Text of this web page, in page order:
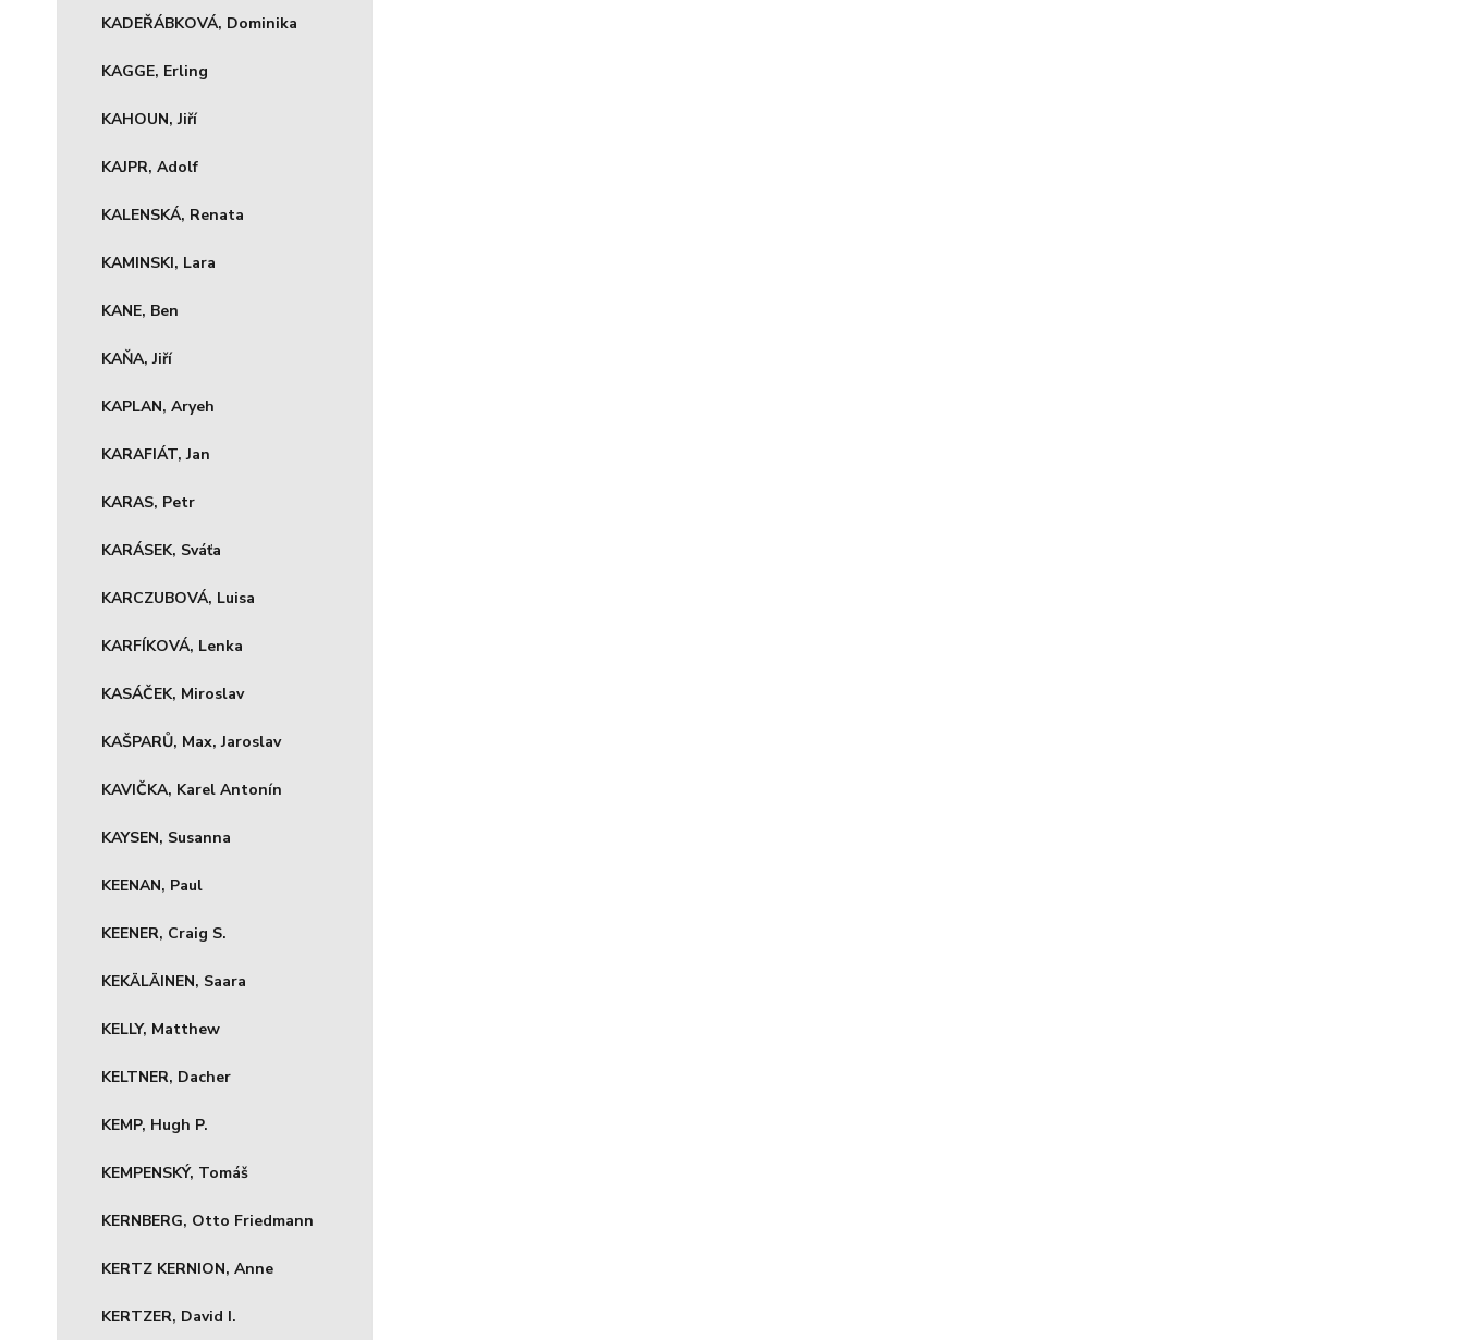
KADEŘÁBKOVÁ, Dominika
KAGGE, Erling
KAHOUN, Jiří
KAJPR, Adolf
KALENSKÁ, Renata
KAMINSKI, Lara
KANE, Ben
KAŇA, Jiří
KAPLAN, Aryeh
KARAFIÁT, Jan
KARAS, Petr
KARÁSEK, Sváťa
KARCZUBOVÁ, Luisa
KARFÍKOVÁ, Lenka
KASÁČEK, Miroslav
KAŠPARŮ, Max, Jaroslav
KAVIČKA, Karel Antonín
KAYSEN, Susanna
KEENAN, Paul
KEENER, Craig S.
KEKÄLÄINEN, Saara
KELLY, Matthew
KELTNER, Dacher
KEMP, Hugh P.
KEMPENSKÝ, Tomáš
KERNBERG, Otto Friedmann
KERTZ KERNION, Anne
KERTZER, David I.